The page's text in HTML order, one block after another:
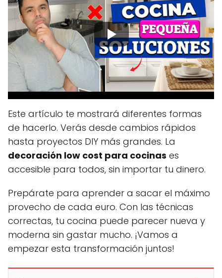
Este artículo te mostrará diferentes formas
de hacerlo. Verás desde cambios rápidos
hasta proyectos DIY más grandes. La
decoración low cost para cocinas es
accesible para todos, sin importar tu dinero.
Prepárate para aprender a sacar el máximo
provecho de cada euro. Con las técnicas
correctas, tu cocina puede parecer nueva y
moderna sin gastar mucho. ¡Vamos a
empezar esta transformación juntos!